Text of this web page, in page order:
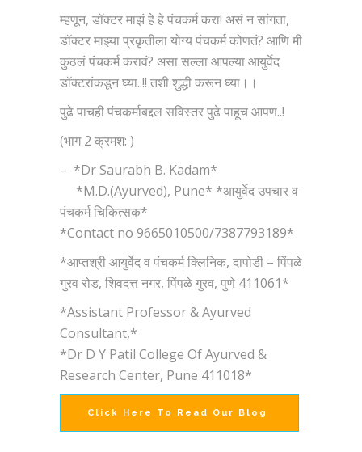
म्हणून, डॉक्टर माझं हे हे पंचकर्म करा! असं न सांगता,
डॉक्टर माझ्या प्रकृतीला योग्य पंचकर्म कोणतं? आणि मी
कुठलं पंचकर्म करावं? असा सल्ला आपल्या आयुर्वेद
डॉक्टरांकडून घ्या..!! तशी शुद्धी करून घ्या।।
पुढे पाचही पंचकर्माबद्दल सविस्तर पुढे पाहूच आपण..!
(भाग 2 क्रमश: )
– *Dr Saurabh B. Kadam*
*M.D.(Ayurved), Pune* *आयुर्वेद उपचार व
पंचकर्म चिकित्सक*
*Contact no 9665010500/7387793189*
*आप्तश्री आयुर्वेद व पंचकर्म क्लिनिक, दापोडी – पिंपळे
गुरव रोड, शिवदत्त नगर, पिंपळे गुरव, पुणे 411061*
*Assistant Professor & Ayurved
Consultant,*
*Dr D Y Patil College Of Ayurved &
Research Center, Pune 411018*
Click Here To Read Our Blog